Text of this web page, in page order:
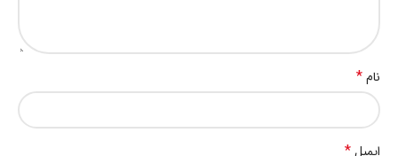
نام*
ایمیل*